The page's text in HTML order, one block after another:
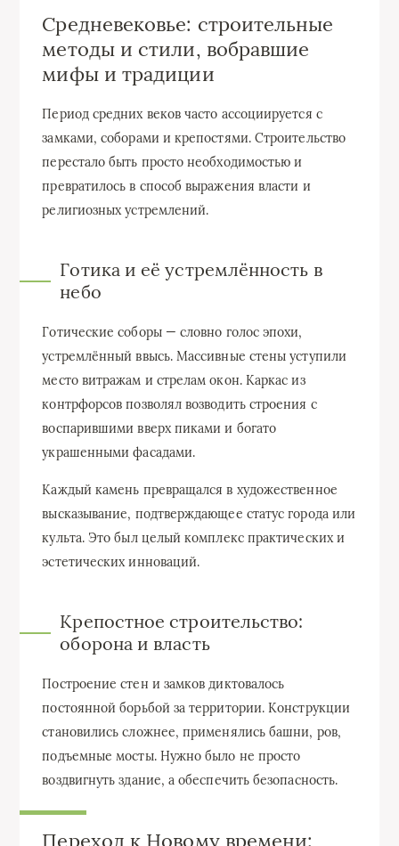
Средневековье: строительные
методы и стили, вобравшие
мифы и традиции
Период средних веков часто ассоциируется с
замками, соборами и крепостями. Строительство
перестало быть просто необходимостью и
превратилось в способ выражения власти и
религиозных устремлений.
Готика и её устремлённость в
небо
Готические соборы — словно голос эпохи,
устремлённый ввысь. Массивные стены уступили
место витражам и стрелам окон. Каркас из
контрфорсов позволял возводить строения с
воспарившими вверх пиками и богато
украшенными фасадами.
Каждый камень превращался в художественное
высказывание, подтверждающее статус города или
культа. Это был целый комплекс практических и
эстетических инноваций.
Крепостное строительство:
оборона и власть
Построение стен и замков диктовалось
постоянной борьбой за территории. Конструкции
становились сложнее, применялись башни, ров,
подъемные мосты. Нужно было не просто
воздвигнуть здание, а обеспечить безопасность.
Переход к Новому времени: